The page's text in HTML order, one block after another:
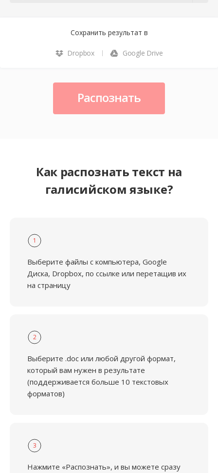
Сохранить результат в
Dropbox Google Drive
Распознать
Как распознать текст на
галисийском языке?
1
Выберите файлы с компьютера, Google
Диска, Dropbox, по ссылке или перетащив их
на страницу
2
Выберите .doc или любой другой формат,
который вам нужен в результате
(поддерживается больше 10 текстовых
форматов)
3
Нажмите «Распознать», и вы можете сразу